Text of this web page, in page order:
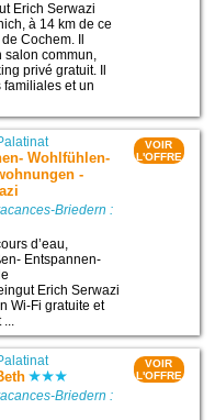
Erich Serwazi
à 14 km de ce
Cochem. Il
salon commun,
privé gratuit. Il
et un
Wohlfühlen-
-
Briedern :
d’eau,
Entspannen-
Erich Serwazi
Wi-Fi gratuite et
VOIR
L'OFFRE
Briedern :
VOIR
L'OFFRE